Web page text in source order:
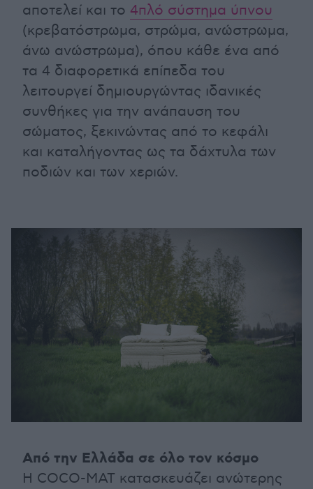
αποτελεί και το 4πλό σύστημα ύπνου
(κρεβατόστρωμα, στρώμα, ανώστρωμα,
άνω ανώστρωμα), όπου κάθε ένα από
τα 4 διαφορετικά επίπεδα του
λειτουργεί δημιουργώντας ιδανικές
συνθήκες για την ανάπαυση του
σώματος, ξεκινώντας από το κεφάλι
και καταλήγοντας ως τα δάχτυλα των
ποδιών και των χεριών.
Από την Ελλάδα σε όλο τον κόσμο
Η COCO-MAT κατασκευάζει ανώτερης